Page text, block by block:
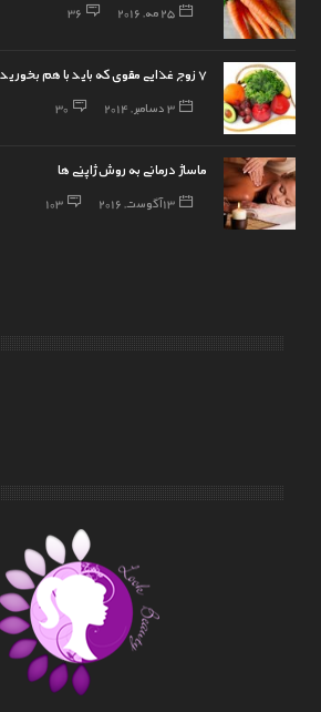
25 مه, 2016 36
7 زوج غذایی مقوی که باید با هم بخورید
3 دسامبر, 2014 30
ماساژ درمانی به روش ژاپنی ها
13 آگوست, 2016 103